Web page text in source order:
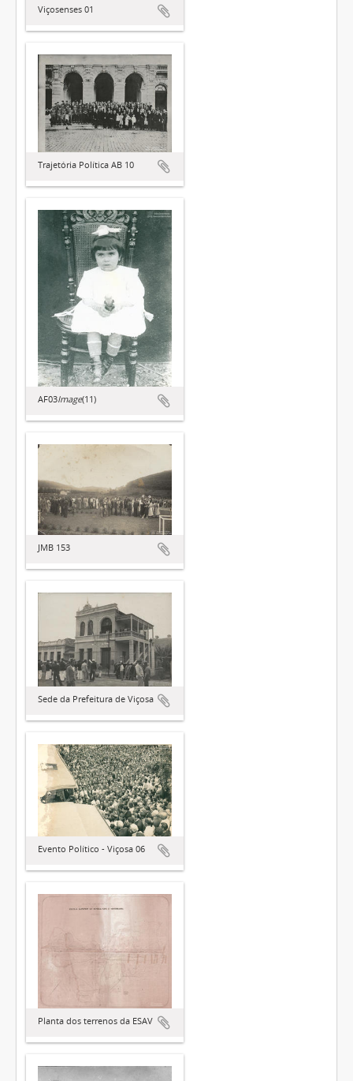
Viçosenses 01
Trajetória Política AB 10
AF03Image(11)
JMB 153
Sede da Prefeitura de Viçosa
Evento Político - Viçosa 06
Planta dos terrenos da ESAV